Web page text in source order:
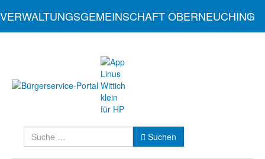
VERWALTUNGSGEMEINSCHAFT OBERNEUCHING
Suchen Suchen